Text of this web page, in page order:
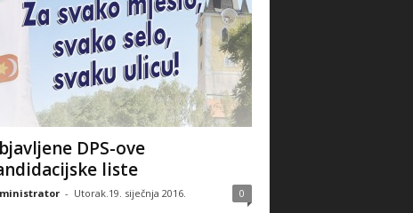
DPS-ove
liste
- Utorak.19. siječnja 2016. 0